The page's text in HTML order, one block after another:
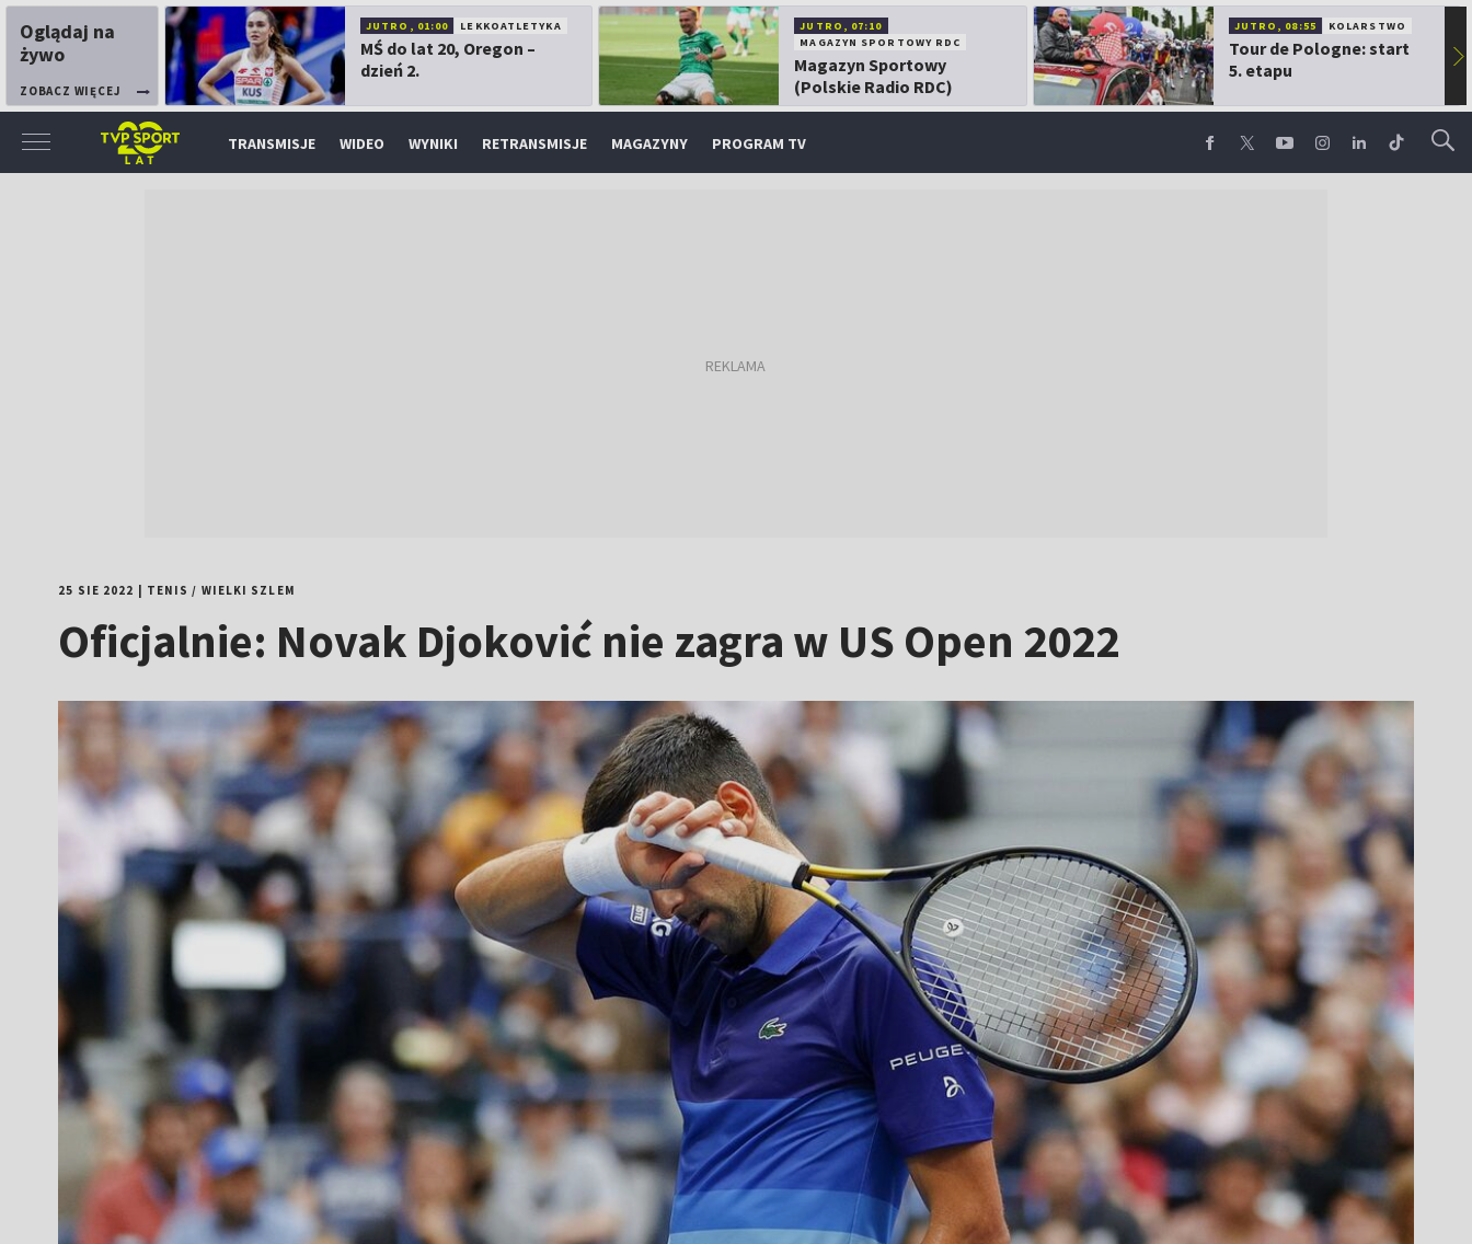
Oglądaj na
żywo
ZOBACZ WIĘCEJ
JUTRO, 01:00 LEKKOATLETYKA
MŚ do lat 20, Oregon –
dzień 2.
JUTRO, 07:10
MAGAZYN SPORTOWY RDC
Magazyn Sportowy
(Polskie Radio RDC)
JUTRO, 08:55 KOLARSTWO
Tour de Pologne: start
5. etapu
▶
TRANSMISJE WIDEO WYNIKI RETRANSMISJE MAGAZYNY PROGRAM TV
25 SIE 2022 TENIS / WIELKI SZLEM
Oficjalnie: Novak Djoković nie zagra w US Open 2022